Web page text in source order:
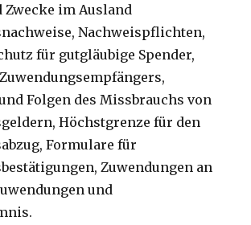
Zwecke im Ausland
Nachweispflichten,
für gutgläubige Spender,
Folgen des Missbrauchs von
Höchstgrenze für den
Formulare für
Zuwendungen an
und